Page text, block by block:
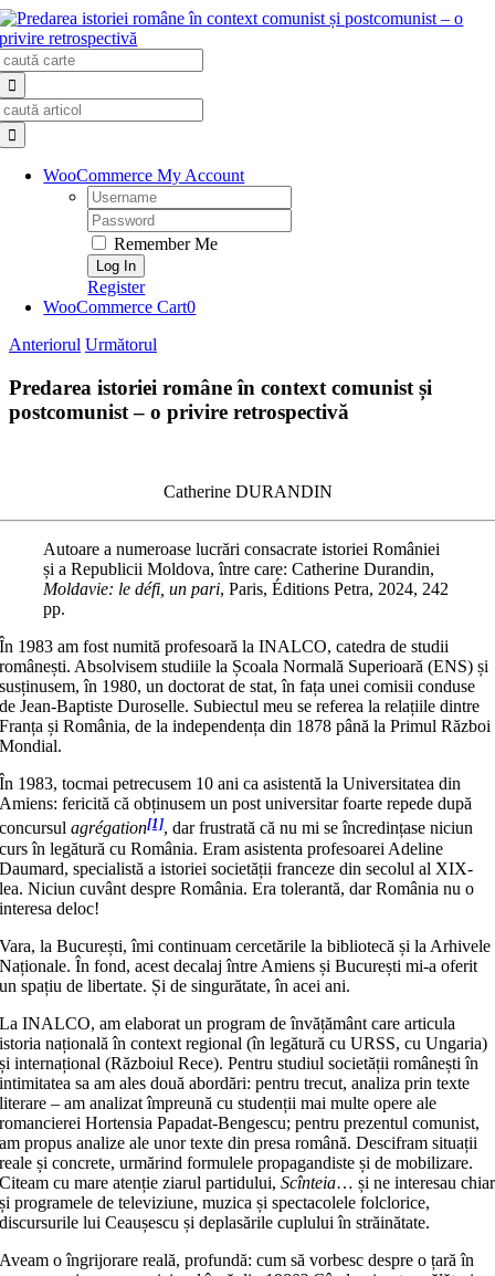
Skip
to
content
WooCommerce My Account
Username:
Password:
Remember Me
Register
WooCommerce Cart0
Anteriorul Următorul
Predarea istoriei române în context comunist și
postcomunist – o privire retrospectivă
Catherine DURANDIN
Autoare a numeroase lucrări consacrate istoriei României
și a Republicii Moldova, între care: Catherine Durandin,
Moldavie: le défi, un pari, Paris, Éditions Petra, 2024, 242
pp.
În 1983 am fost numită profesoară la INALCO, catedra de studii
românești. Absolvisem studiile la Școala Normală Superioară (ENS) și
susținusem, în 1980, un doctorat de stat, în fața unei comisii conduse
de Jean-Baptiste Duroselle. Subiectul meu se referea la relațiile dintre
Franța și România, de la independența din 1878 până la Primul Război
Mondial.
În 1983, tocmai petrecusem 10 ani ca asistentă la Universitatea din
Amiens: fericită că obținusem un post universitar foarte repede după
concursulagrégation[1], dar frustrată că nu mi se încredințase niciun
curs în legătură cu România. Eram asistenta profesoarei Adeline
Daumard, specialistă a istoriei societății franceze din secolul al XIX-
lea. Niciun cuvânt despre România. Era tolerantă, dar România nu o
interesa deloc!
Vara, la București, îmi continuam cercetările la bibliotecă și la Arhivele
Naționale. În fond, acest decalaj între Amiens și București mi-a oferit
un spațiu de libertate. Și de singurătate, în acei ani.
La INALCO, am elaborat un program de învățământ care articula
istoria națională în context regional (în legătură cu URSS, cu Ungaria)
și internațional (Războiul Rece). Pentru studiul societății românești în
intimitatea sa am ales două abordări: pentru trecut, analiza prin texte
literare – am analizat împreună cu studenții mai multe opere ale
romancierei Hortensia Papadat-Bengescu; pentru prezentul comunist,
am propus analize ale unor texte din presa română. Descifram situații
reale și concrete, urmărind formulele propagandiste și de mobilizare.
Citeam cu mare atenție ziarul partidului,Scînteia… și ne interesau chiar
și programele de televiziune, muzica și spectacolele folclorice,
discursurile lui Ceaușescu și deplasările cuplului în străinătate.
Aveam o îngrijorare reală, profundă: cum să vorbesc despre o țară în